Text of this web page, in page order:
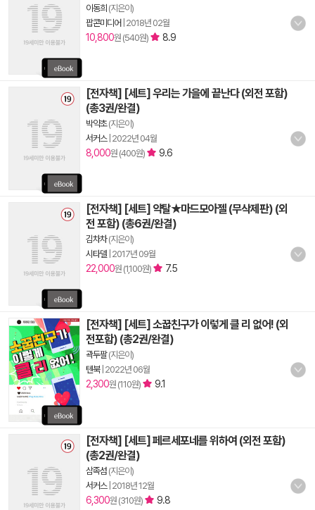
이동희 (지은이)
팝콘미디어 2018년 02월
10,800원 (540원) 8.9
[전자책] [세트] 우리는 가을에 끝난다 (외전 포함)
(총3권/완결)
박약초(지은이)
서커스| 2022년 04월
8,000원 (400원) 9.6
[전자책] [세트] 약탈★마드모아젤 (무삭제판) (외
전 포함) (총6권/완결)
김차차(지은이)
시타델 2017년 09월
22,000원 (1,100원) 7.5
[전자책] [세트] 소꿉친구가 이렇게 클 리 없어! (외
전포함) (총2권/완결)
곽두팔(지은이)
텐북| 2022년 06월
2,300원 (110원) 9.1
[전자책] [세트] 페르세포네를 위하여 (외전 포함)
(총2권/완결)
삼족섬 (지은이)
서커스| 2018년 12월
6,300원 (310원) 9.8